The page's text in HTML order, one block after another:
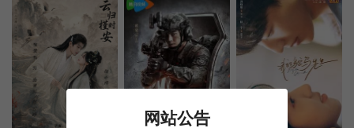
第19集 第20集 第21集
第22集 第23集 第24集
网站公告